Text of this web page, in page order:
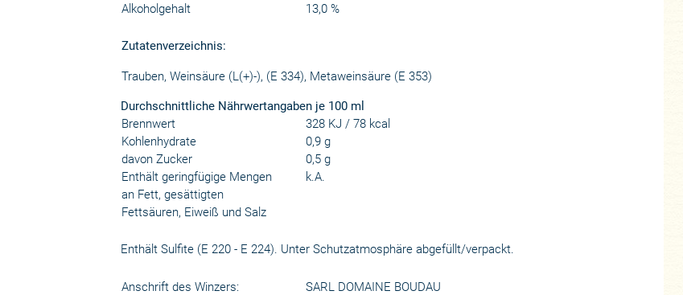
Alkoholgehalt
13,0 %
Zutatenverzeichnis:
Trauben, Weinsäure (L(+)-), (E 334), Metaweinsäure (E 353)
Durchschnittliche Nährwertangaben je 100 ml
Brennwert
328 KJ / 78 kcal
Kohlenhydrate
0,9 g
davon Zucker
0,5 g
Enthält geringfügige Mengen
an Fett, gesättigten
Fettsäuren, Eiweiß und Salz
k.A.
Enthält Sulfite (E 220 - E 224). Unter Schutzatmosphäre abgefüllt/verpackt.
Anschrift des Winzers:
SARL DOMAINE BOUDAU